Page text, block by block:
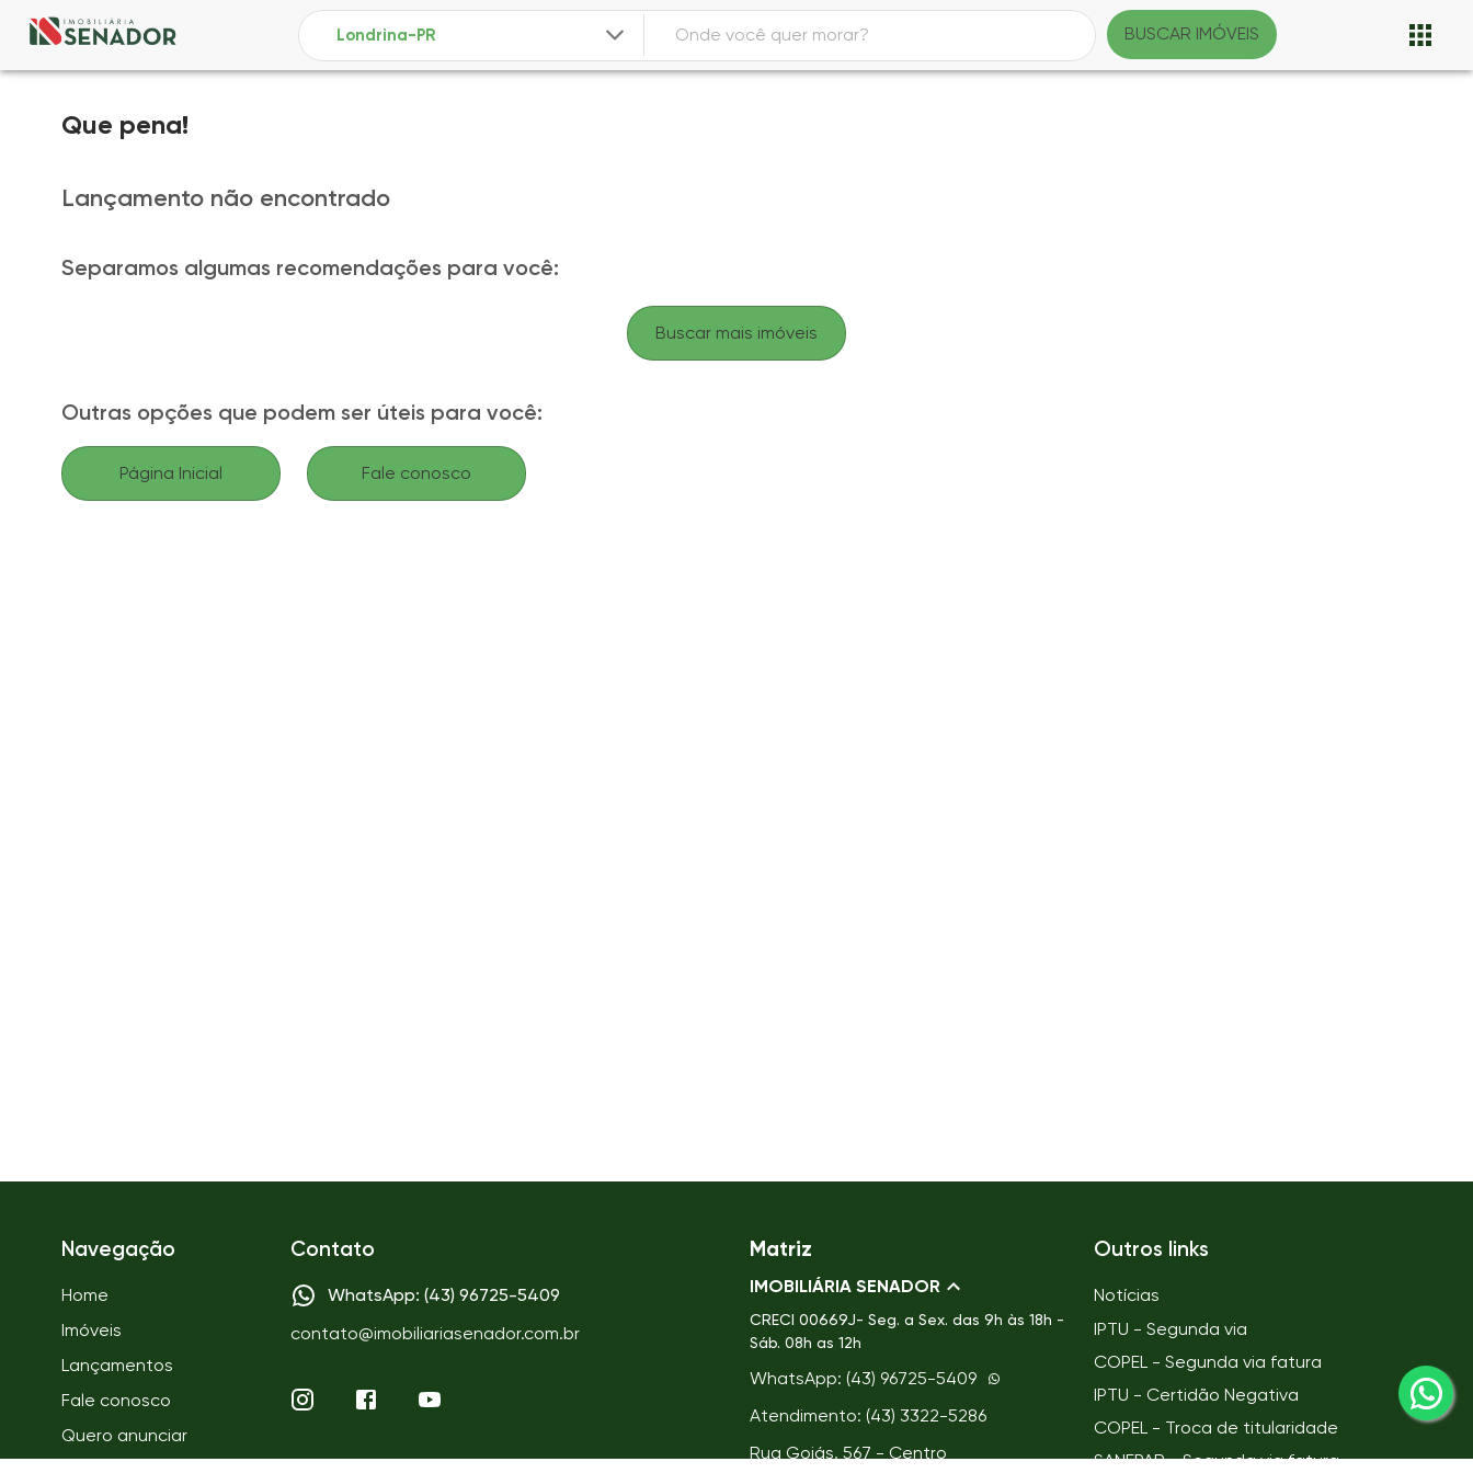
BUSCAR IMÓVEIS
Que pena!
Lançamento não encontrado
Separamos algumas recomendações para você:
Buscar mais imóveis
Outras opções que podem ser úteis para você:
Página Inicial Fale conosco
Navegação
Home
Imóveis
Lançamentos
Fale conosco
Quero anunciar
Contato
WhatsApp: (43) 96725-5409
contato@imobiliariasenador.com.br
Matriz
IMOBILIÁRIA SENADOR
CRECI 00669J- Seg. a Sex. das 9h às 18h -
Sáb. 08h as 12h
WhatsApp: (43) 96725-5409
Atendimento: (43) 3322-5286
Rua Goiás, 567 - Centro
Outros links
Notícias
IPTU - Segunda via
COPEL - Segunda via fatura
IPTU - Certidão Negativa
COPEL - Troca de titularidade
SANEPAR - Segunda via fatura